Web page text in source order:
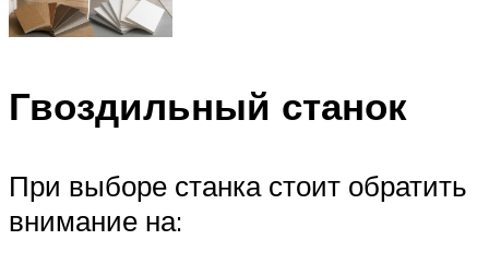
Гвоздильный станок
При выборе станка стоит обратить
внимание на: